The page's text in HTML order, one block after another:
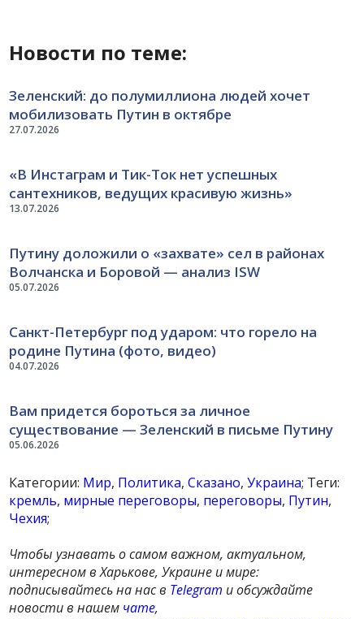
Новости по теме:
27.07.2026
Зеленский: до полумиллиона людей хочет
мобилизовать Путин в октябре
13.07.2026
«В Инстаграм и Тик-Ток нет успешных
сантехников, ведущих красивую жизнь»
05.07.2026
Путину доложили о «захвате» сел в районах
Волчанска и Боровой — анализ ISW
04.07.2026
Санкт-Петербург под ударом: что горело на
родине Путина (фото, видео)
05.06.2026
Вам придется бороться за личное
существование — Зеленский в письме Путину
Категории: Мир, Политика,Сказано,Украина; Теги:
кремль, мирные переговоры, переговоры, Путин,
Чехия;
Чтобы узнавать о самом важном, актуальном,
интересном в Харькове, Украине и мире:
подписывайтесь на нас в Telegram и обсуждайте
новости в нашем чате,